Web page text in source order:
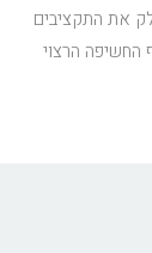
את התקציבים
החשיפה הרצוי